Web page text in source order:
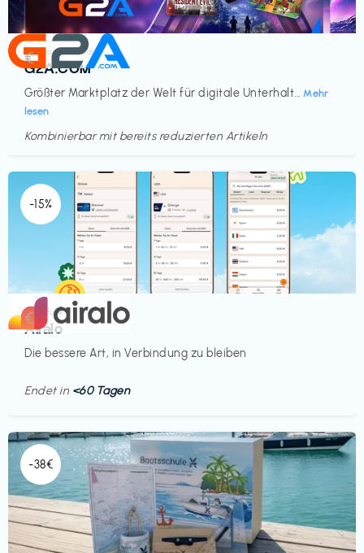
Elektronik & Medien
G2A.COM
Größter Marktplatz der Welt für digitale Unterhalt... Mehr
lesen
€‎
Kombinierbar mit bereits reduzierten Artikeln
-15%
Mobilfunk
Airalo
Die bessere Art, in Verbindung zu bleiben
€‎
Endet in <60 Tagen
-38€